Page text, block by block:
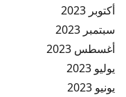
أكتوبر 2023
سبتمبر 2023
أغسطس 2023
يوليو 2023
يونيو 2023